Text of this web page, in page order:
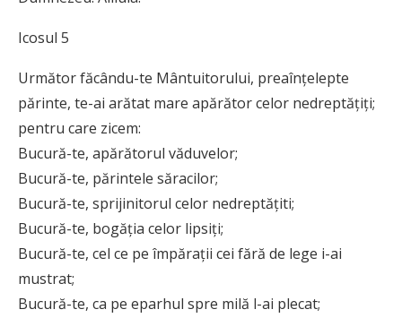
Icosul 5
Următor făcându-te Mântuitorului, preaînţelepte
părinte, te-ai arătat mare apărător celor nedreptăţiţi;
pentru care zicem:
Bucură-te, apărătorul văduvelor;
Bucură-te, părintele săracilor;
Bucură-te, sprijinitorul celor nedreptăţiti;
Bucură-te, bogăţia celor lipsiţi;
Bucură-te, cel ce pe împăraţii cei fără de lege i-ai
mustrat;
Bucură-te, ca pe eparhul spre milă l-ai plecat;